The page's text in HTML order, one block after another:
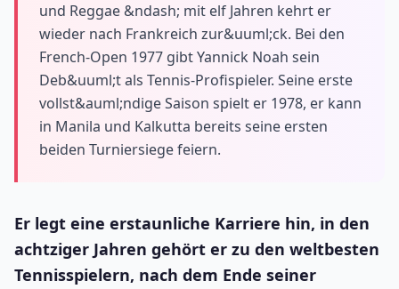
und Reggae &ndash; mit elf Jahren kehrt er
wieder nach Frankreich zur&uuml;ck. Bei den
French-Open 1977 gibt Yannick Noah sein
Deb&uuml;t als Tennis-Profispieler. Seine erste
vollst&auml;ndige Saison spielt er 1978, er kann
in Manila und Kalkutta bereits seine ersten
beiden Turniersiege feiern.
Er legt eine erstaunliche Karriere hin, in den
achtziger Jahren gehört er zu den weltbesten
Tennisspielern, nach dem Ende seiner